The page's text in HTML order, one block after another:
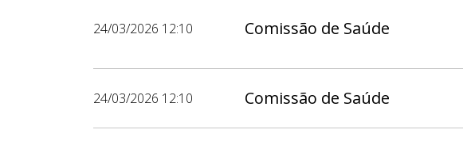
24/03/2026 12:10 Comissão de Saúde
24/03/2026 12:10 Comissão de Saúde